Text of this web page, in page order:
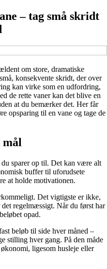
– tag små skridt
om store, dramatiske
konsekvente skridt, der over
kan virke som en udfordring,
de rette vaner kan det blive en
at du bemærker det. Her får
opsparing til en vane og tage de
mål
sparer op til. Det kan være alt
buffer til uforudsete
at holde motivationen.
Det vigtigste er ikke,
regelmæssigt. Når du først har
opad.
beløb til side hver måned –
stilling hver gang. På den måde
ligesom husleje eller